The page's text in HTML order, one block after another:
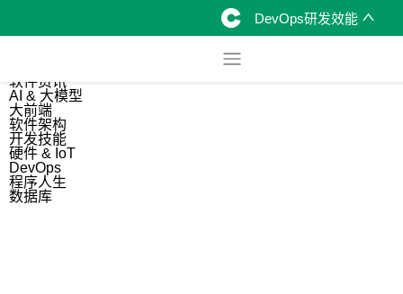
DevOps研发效能
软件资讯
AI & 大模型
大前端
软件架构
开发技能
硬件 & IoT
DevOps
程序人生
数据库